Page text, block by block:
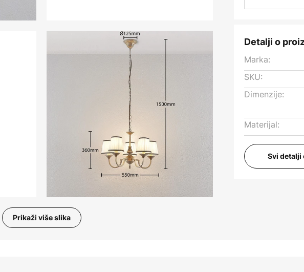
Prikaži više slika
Detalji o
Marka:
SKU:
Dimenzije:
Materijal:
Svi detalji